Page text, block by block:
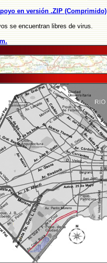
en versión .ZIP (Comprimido)
se encuentran libres de virus.